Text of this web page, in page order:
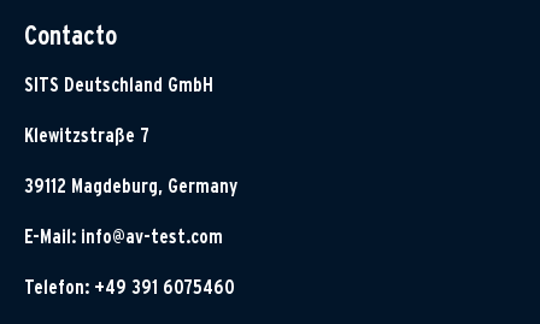
Contacto
SITS Deutschland GmbH
Klewitzstraße 7
39112 Magdeburg, Germany
E-Mail: info@av-test.com
Telefon: +49 391 6075460